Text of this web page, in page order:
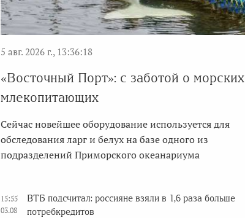
5 авг. 2026 г., 13:36:18
«Восточный Порт»: с заботой о морских
млекопитающих
Сейчас новейшее оборудование используется для
обследования ларг и белух на базе одного из
подразделений Приморского океанариума
15:55
03.08
ВТБ подсчитал: россияне взяли в 1,6 раза больше
потребкредитов